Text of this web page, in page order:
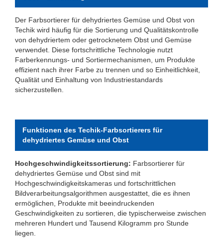
Der Farbsortierer für dehydriertes Gemüse und Obst von
Techik wird häufig für die Sortierung und Qualitätskontrolle
von dehydriertem oder getrocknetem Obst und Gemüse
verwendet. Diese fortschrittliche Technologie nutzt
Farberkennungs- und Sortiermechanismen, um Produkte
effizient nach ihrer Farbe zu trennen und so Einheitlichkeit,
Qualität und Einhaltung von Industriestandards
sicherzustellen.
Funktionen des Techik-Farbsortierers für
dehydriertes Gemüse und Obst
Hochgeschwindigkeitssortierung: Farbsortierer für
dehydriertes Gemüse und Obst sind mit
Hochgeschwindigkeitskameras und fortschrittlichen
Bildverarbeitungsalgorithmen ausgestattet, die es ihnen
ermöglichen, Produkte mit beeindruckenden
Geschwindigkeiten zu sortieren, die typischerweise zwischen
mehreren Hundert und Tausend Kilogramm pro Stunde
liegen.